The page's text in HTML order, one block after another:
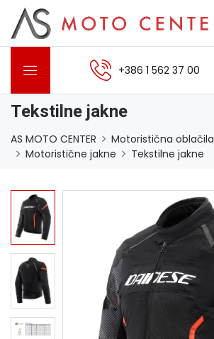
+386 1 562 37 00
Tekstilne jakne
AS MOTO CENTER
Motoristična oblačila
Motoristične jakne
Tekstilne jakne